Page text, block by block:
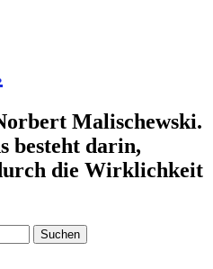
Malischewski.
besteht darin,
die Wirklichkeit